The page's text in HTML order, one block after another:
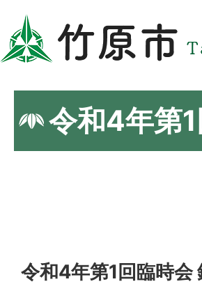
令和4年第
令和4年第1回臨時会